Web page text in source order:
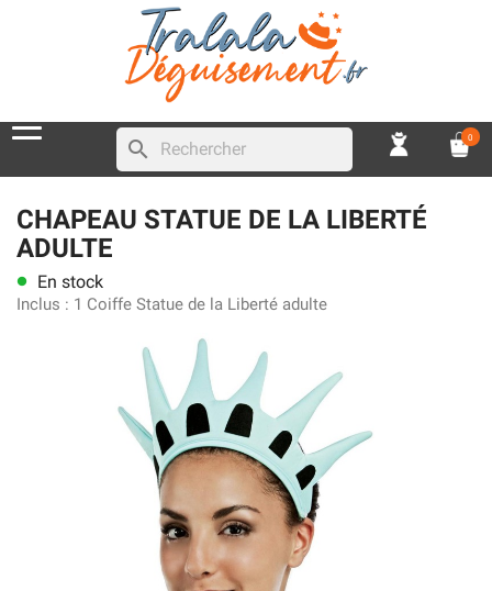
search 0
CHAPEAU STATUE DE LA LIBERTÉ
ADULTE
lens En stock
Inclus : 1 Coiffe Statue de la Liberté adulte